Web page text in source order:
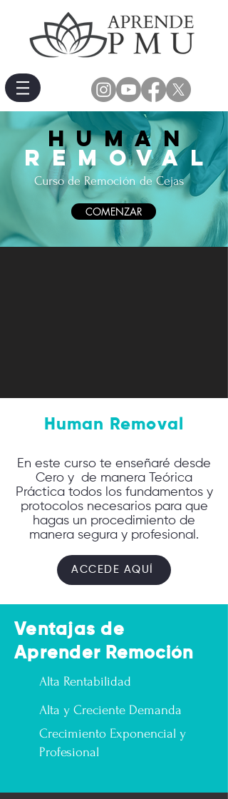
human
removal
Curso de Remoción de Cejas
COMENZAR
Human Removal
En este curso te enseñaré desde
Cero y de manera Teórica
Práctica todos los fundamentos y
protocolos necesarios para que
hagas un procedimiento de
manera segura y profesional.
ACCEDE AQUÍ
Ventajas de
Aprender Remoción
Alta Rentabilidad
Alta y Creciente Demanda
Crecimiento Exponencial y
Profesional